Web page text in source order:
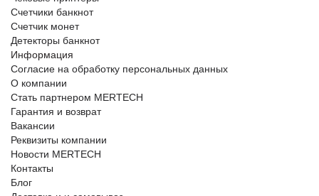
Счетчики банкнот
Счетчик монет
Детекторы банкнот
Информация
Согласие на обработку персональных данных
О компании
Стать партнером MERTECH
Гарантия и возврат
Вакансии
Реквизиты компании
Новости MERTECH
Контакты
Блог